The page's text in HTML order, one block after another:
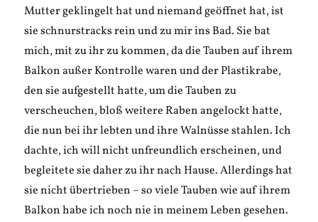
Mutter geklingelt hat und niemand geöffnet hat, ist
sie schnurstracks rein und zu mir ins Bad. Sie bat
mich, mit zu ihr zu kommen, da die Tauben auf ihrem
Balkon außer Kontrolle waren und der Plastikrabe,
den sie aufgestellt hatte, um die Tauben zu
verscheuchen, bloß weitere Raben angelockt hatte,
die nun bei ihr lebten und ihre Walnüsse stahlen. Ich
dachte, ich will nicht unfreundlich erscheinen, und
begleitete sie daher zu ihr nach Hause. Allerdings hat
sie nicht übertrieben – so viele Tauben wie auf ihrem
Balkon habe ich noch nie in meinem Leben gesehen.